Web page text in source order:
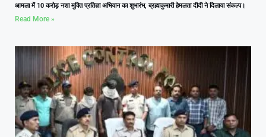
आमला में 10 करोड़ नशा मुक्ति प्रतिज्ञा अभियान का शुभारंभ, ब्रह्माकुमारी हेमलता दीदी ने दिलाया संकल्प।
Read More »